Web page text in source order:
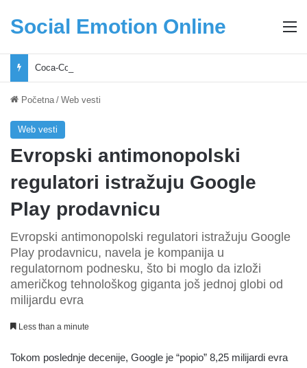
Social Emotion Online
Početna / Web vesti
Web vesti
Evropski antimonopolski
regulatori istražuju Google
Play prodavnicu
Evropski antimonopolski regulatori istražuju Google
Play prodavnicu, navela je kompanija u
regulatornom podnesku, što bi moglo da izloži
američkog tehnološkog giganta još jednoj globi od
milijardu evra
Less than a minute
Tokom poslednje decenije, Google je “popio” 8,25 milijardi evra